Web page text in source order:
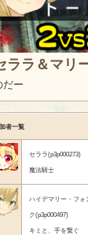
ララ＆マリ
だー
者一覧
セララ(p3p000273)
魔法騎士
ハイデマリー・フ
ク(p3p000497)
キミと、手を繋ぐ